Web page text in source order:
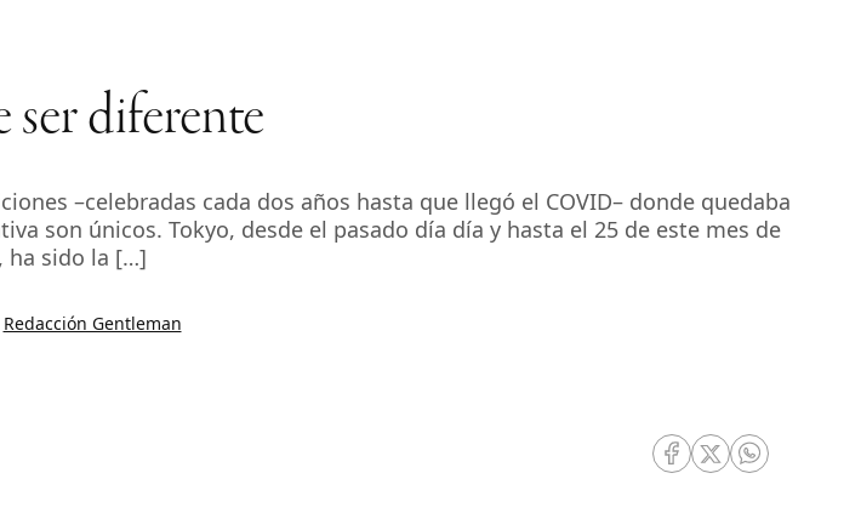
ser diferente
–celebradas cada dos años hasta que llegó el COVID– donde quedaba
son únicos. Tokyo, desde el pasado día día y hasta el 25 de este mes de
ha sido la […]
Redacción Gentleman
RRSS Facebook
RRSS Twitter
RRSS